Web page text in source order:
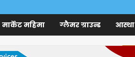
मार्केट महिमा ग्लैमर ग्राउन्ड आस्था